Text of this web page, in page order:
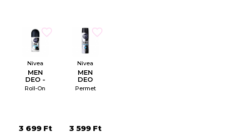
Nivea
MEN
DEO -
INVISIBLE
ON
Roll-On
3 699 Ft
Nivea
MEN
DEO
INVISIBLE
ON
Permet
3 599 Ft